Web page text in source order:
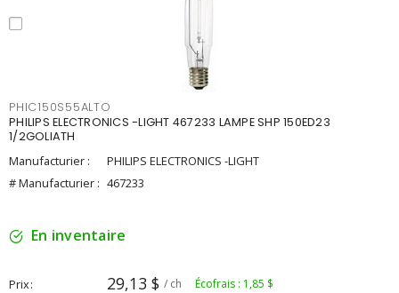
PHIC150S55ALTO
PHILIPS ELECTRONICS -LIGHT 467233 LAMPE SHP 150ED23
1/2GOLIATH
Manufacturier :
PHILIPS ELECTRONICS -LIGHT
# Manufacturier : 467233
En inventaire
Prix 29,13 $ / ch Écofrais : 1,85 $